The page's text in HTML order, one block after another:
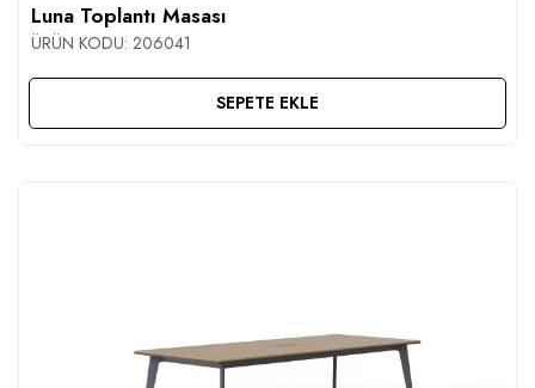
Luna Toplantı Masası
ÜRÜN KODU: 206041
SEPETE EKLE